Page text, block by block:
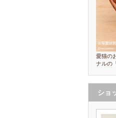
愛猫の
ナルの
ショ